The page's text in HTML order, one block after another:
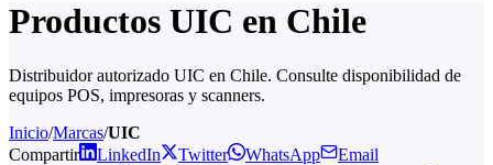
Productos UIC en Chile
Distribuidor autorizado UIC en Chile. Consulte disponibilidad de
equipos POS, impresoras y scanners.
Inicio/Marcas/UIC
Compartir
LinkedIn Twitter WhatsApp
Email